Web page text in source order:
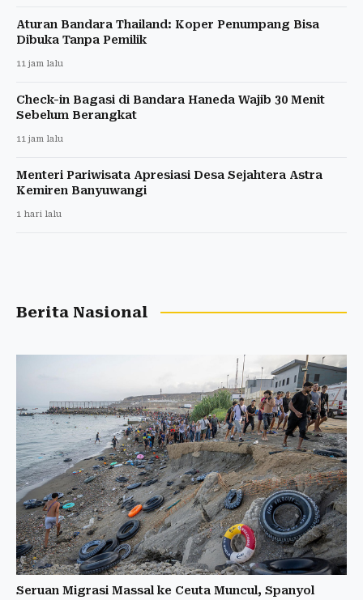
Aturan Bandara Thailand: Koper Penumpang Bisa
Dibuka Tanpa Pemilik
11 jam lalu
Check-in Bagasi di Bandara Haneda Wajib 30 Menit
Sebelum Berangkat
11 jam lalu
Menteri Pariwisata Apresiasi Desa Sejahtera Astra
Kemiren Banyuwangi
1 hari lalu
Berita Nasional
Seruan Migrasi Massal ke Ceuta Muncul, Spanyol